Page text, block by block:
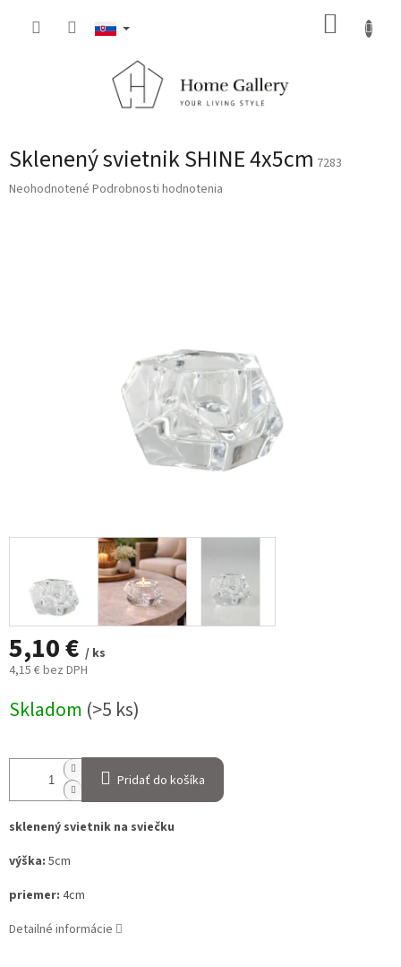
Sklenený svietnik SHINE 4x5cm 7283
Priemerné
Neohodnotené Podrobnosti hodnotenia
5,10 € / ks
4,15 € bez DPH
cena:
Skladom (>5 ks)
Pridať do košíka
sklenený svietnik na sviečku
výška: 5cm
priemer: 4cm
Detailné informácie